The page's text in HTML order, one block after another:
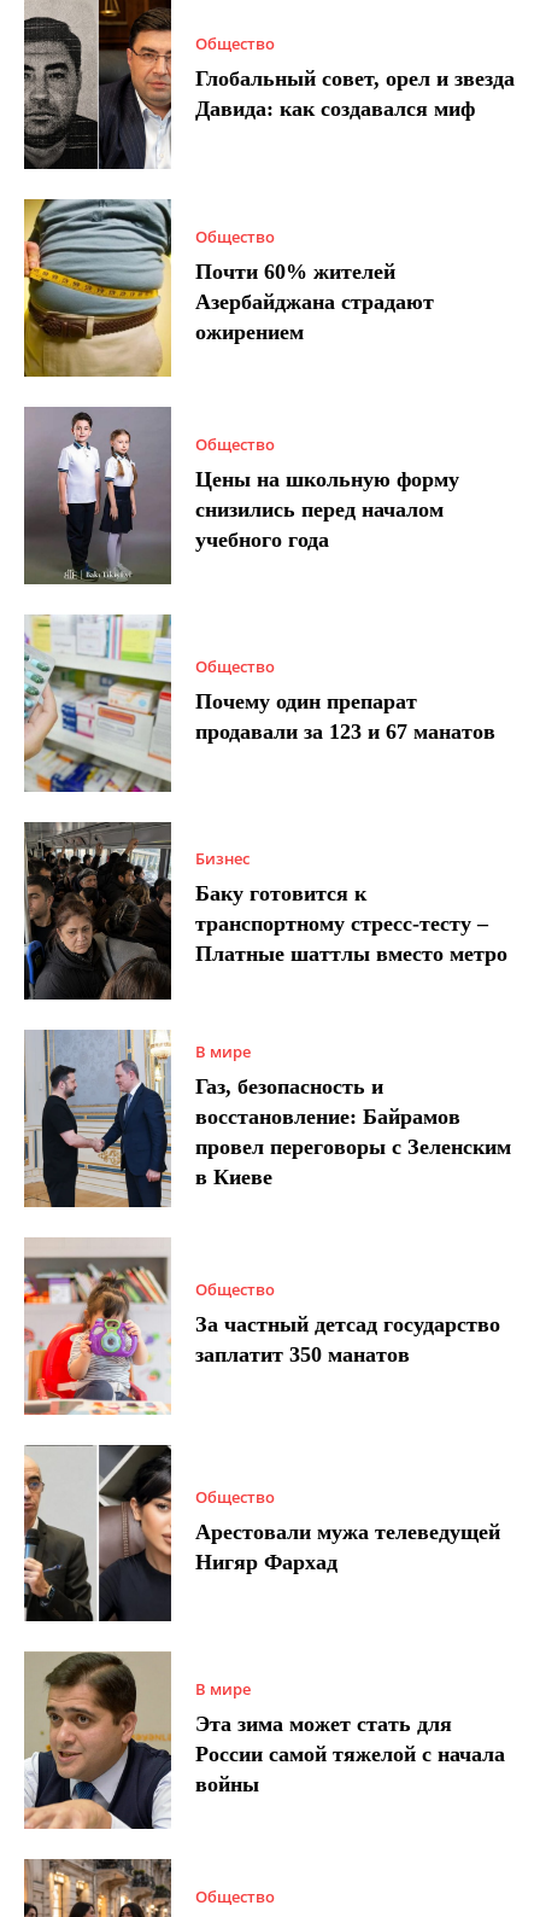
Общество
Глобальный совет, орел и звезда
Давида: как создавался миф
Общество
Почти 60% жителей
Азербайджана страдают
ожирением
Общество
Цены на школьную форму
снизились перед началом
учебного года
Общество
Почему один препарат
продавали за 123 и 67 манатов
Бизнес
Баку готовится к
транспортному стресс-тесту –
Платные шаттлы вместо метро
В мире
Газ, безопасность и
восстановление: Байрамов
провел переговоры с Зеленским
в Киеве
Общество
За частный детсад государство
заплатит 350 манатов
Общество
Арестовали мужа телеведущей
Нигяр Фархад
В мире
Эта зима может стать для
России самой тяжелой с начала
войны
Общество